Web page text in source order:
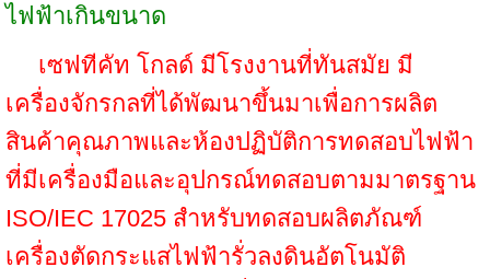
ไฟฟ้าเกินขนาด
เซฟทีคัท โกลด์ มีโรงงานที่ทันสมัย มี
เครื่องจักรกลที่ได้พัฒนาขึ้นมาเพื่อการผลิต
สินค้าคุณภาพและห้องปฏิบัติการทดสอบไฟฟ้า
ที่มีเครื่องมือและอุปกรณ์ทดสอบตามมาตรฐาน
ISO/IEC 17025 สำหรับทดสอบผลิตภัณฑ์
เครื่องตัดกระแสไฟฟ้ารั่วลงดินอัตโนมัติ